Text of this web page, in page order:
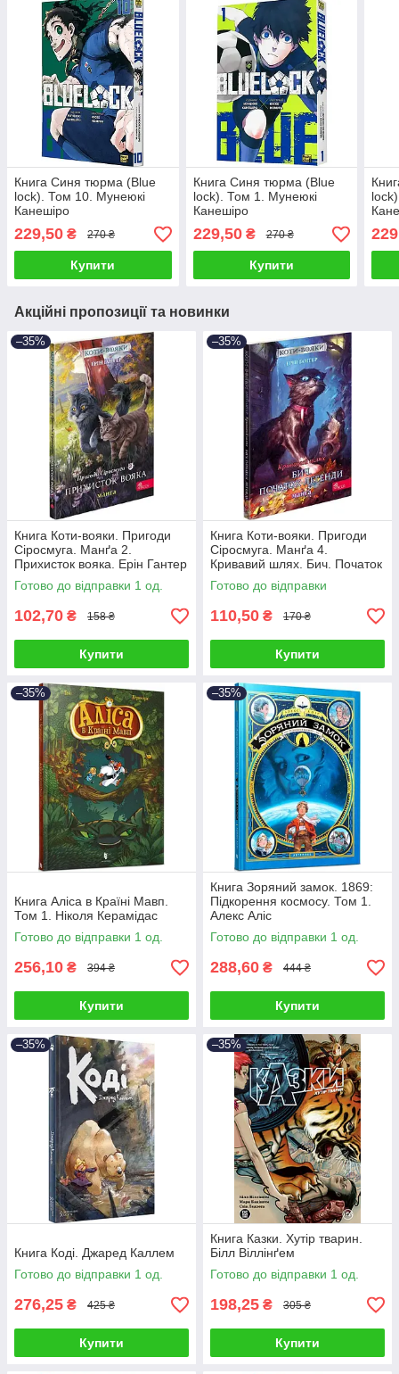
Книга Синя тюрма (Blue
lock). Том 10. Мунеюкі
Канешіро
229,50 ₴ 270 ₴
Купити
Книга Синя тюрма (Blue
lock). Том 1. Мунеюкі
Канешіро
229,50₴ 270 ₴
Купити
Акційні пропозиції та новинки
–35%
Книга Коти-вояки. Пригоди
Сіросмуга. Манґа 2.
Прихисток вояка. Ерін Гантер
Готово до відправки 1 од.
102,70 ₴ 158 ₴
Купити
–35%
Книга Коти-вояки. Пригоди
Сіросмуга. Манґа 4.
Кривавий шлях. Бич. Початок
легенди. Ерін Гантер
Готово до відправки
110,50 ₴ 170 ₴
Купити
–35%
Книга Аліса в Країні Мавп.
Том 1. Ніколя Керамідас
Готово до відправки 1 од.
256,10 ₴ 394 ₴
Купити
–35%
Книга Зоряний замок. 1869:
Підкорення космосу. Том 1.
Алекс Аліс
Готово до відправки 1 од.
288,60 ₴ 444 ₴
Купити
–35%
Книга Коді. Джаред Каллем
Готово до відправки 1 од.
276,25 ₴ 425 ₴
Купити
–35%
Книга Казки. Хутір тварин.
Білл Віллінґем
Готово до відправки 1 од.
198,25 ₴ 305 ₴
Купити